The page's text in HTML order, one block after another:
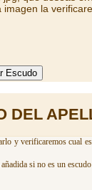
imagen la
DEL
y verificaremos cual
si no es un